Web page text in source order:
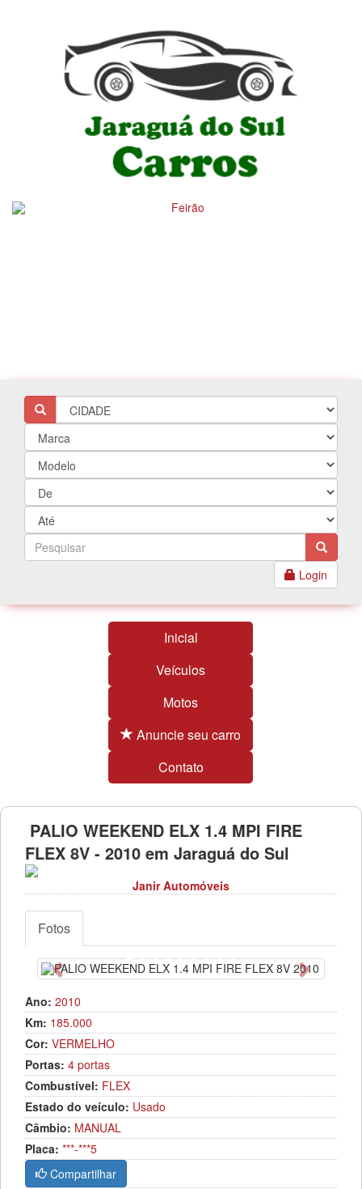
Login
Inicial
Veículos
Motos
Anuncie seu carro
Contato
PALIO WEEKEND ELX 1.4 MPI FIRE
FLEX 8V - 2010 em Jaraguá do Sul
Janir Automóveis
Fotos
Anterior Próximo
Ano: 2010
Km: 185.000
Cor: VERMELHO
Portas: 4 portas
Combustível: FLEX
Estado do veículo: Usado
Câmbio: MANUAL
Placa: ***-***5
Compartilhar